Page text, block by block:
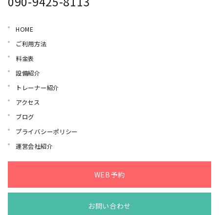
HOME
ご利用方法
料金表
設備紹介
トレーナー紹介
アクセス
ブログ
プライバシーポリシー
運営会社紹介
WEB予約
お問い合わせ